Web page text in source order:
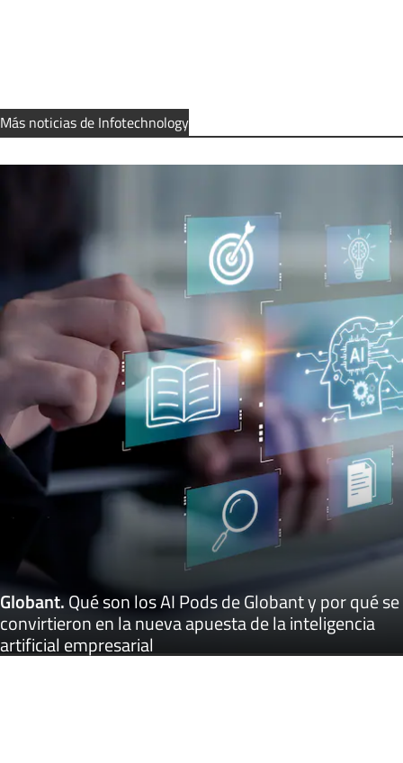
Más noticias de Infotechnology
Globant.Qué son los AI Pods de Globant y por qué se
convirtieron en la nueva apuesta de la inteligencia
artificial empresarial